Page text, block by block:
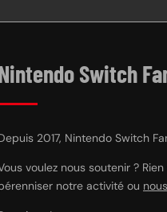
Switch
2017, Nintendo Switch
voulez nous soutenir ?
notre activité ou